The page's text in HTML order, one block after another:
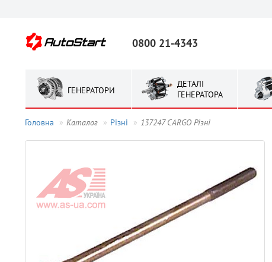
0800 21-4343
ГЕНЕРАТОРИ
ДЕТАЛІ
ГЕНЕРАТОРА
Головна Каталог Рiзнi 137247 CARGO Рiзнi